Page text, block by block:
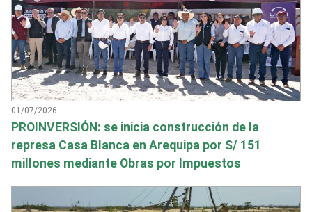
01/07/2026
PROINVERSIÓN: se inicia construcción de la
represa Casa Blanca en Arequipa por S/ 151
millones mediante Obras por Impuestos